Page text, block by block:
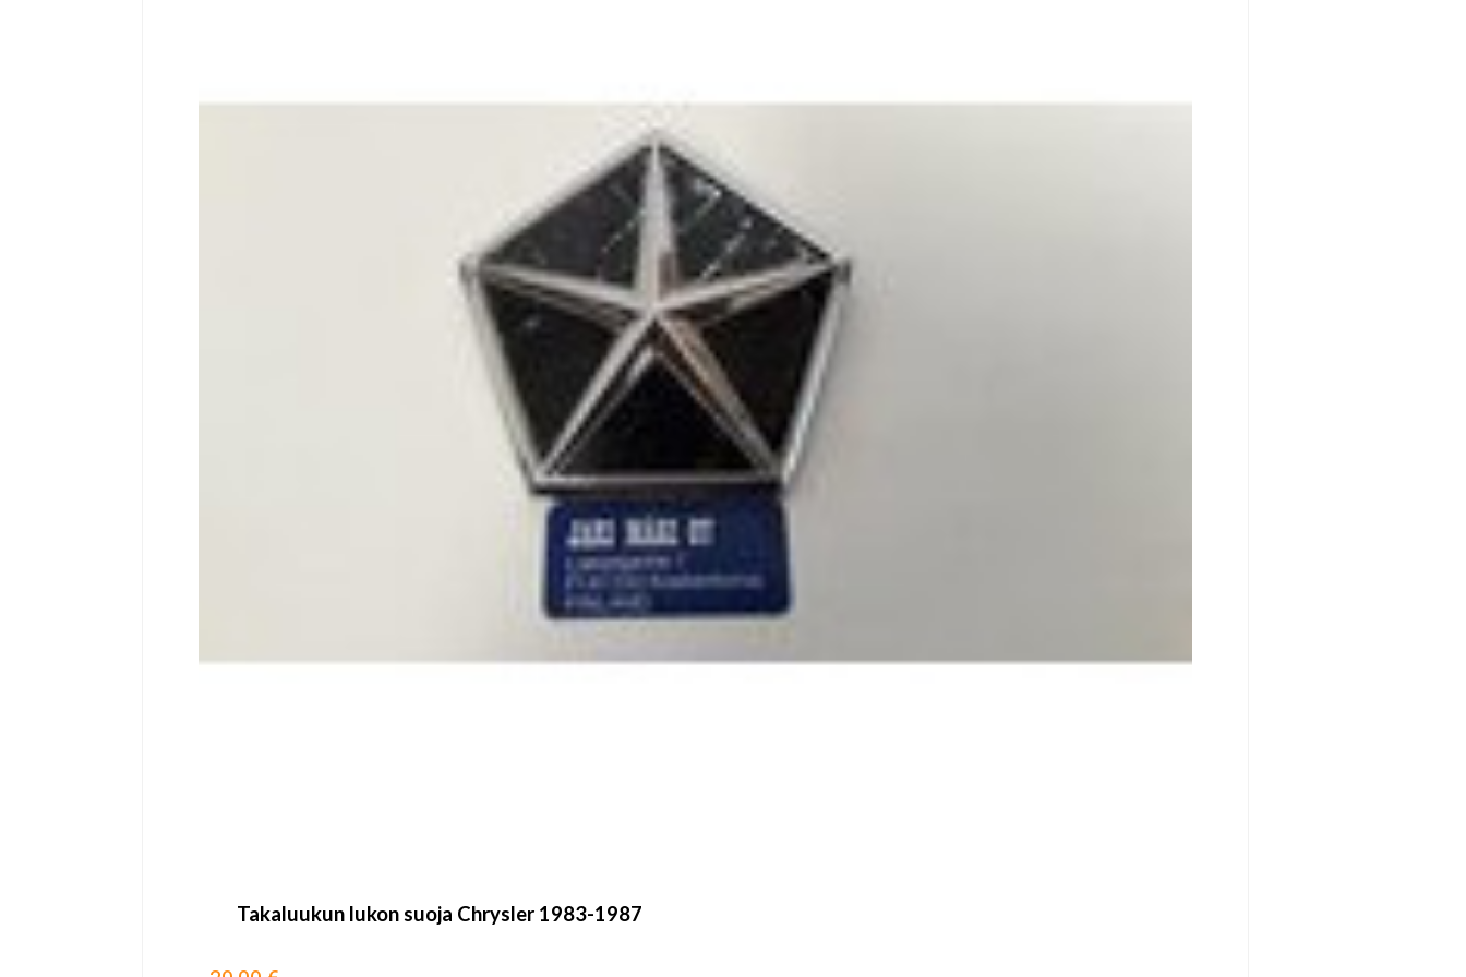
Takaluukun lukon suoja Chrysler 1983-1987